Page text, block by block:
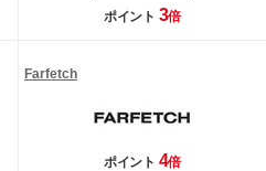
ポイント 3倍
Farfetch
ポイント 4倍